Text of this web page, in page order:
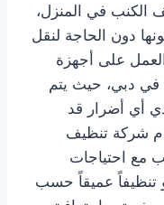
الكنب في المنزل،
دون الحاجة لنقل
على أجهزة
دبي، حيث يتم
أي أضرار قد
شركة تنظيف
مع احتياجات
تنظيفاً عميقاً حسب